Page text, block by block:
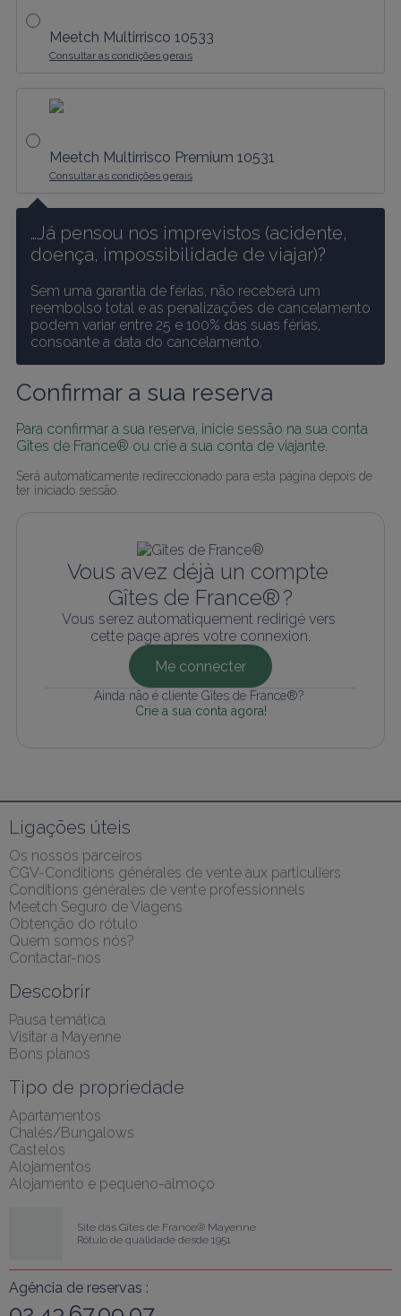
Meetch Multirrisco 10533
Consultar as condições gerais
Meetch Multirrisco Premium 10531
Consultar as condições gerais
…Já pensou nos imprevistos (acidente,
doença, impossibilidade de viajar)?
Sem uma garantia de férias, não receberá um
reembolso total e as penalizações de cancelamento
podem variar entre 25 e 100% das suas férias,
consoante a data do cancelamento.
Confirmar a sua reserva
Para confirmar a sua reserva, inicie sessão na sua conta
Gîtes de France® ou crie a sua conta de viajante.
Será automaticamente redireccionado para esta página depois de
ter iniciado sessão.
Vous avez déjà un compte
Gîtes de France® ?
Vous serez automatiquement redirigé vers
cette page après votre connexion.
Me connecter
Ainda não é cliente Gîtes de France®?
Crie a sua conta agora!
Ligações úteis
Os nossos parceiros
CGV-Conditions générales de vente aux particuliers
Conditions générales de vente professionnels
Meetch Seguro de Viagens
Obtenção do rótulo
Quem somos nós?
Contactar-nos
Descobrir
Pausa temática
Visitar a Mayenne
Bons planos
Tipo de propriedade
Apartamentos
Chalés/Bungalows
Castelos
Alojamentos
Alojamento e pequeno-almoço
Site das Gîtes de France® Mayenne
Rótulo de qualidade desde 1951
Agência de reservas :